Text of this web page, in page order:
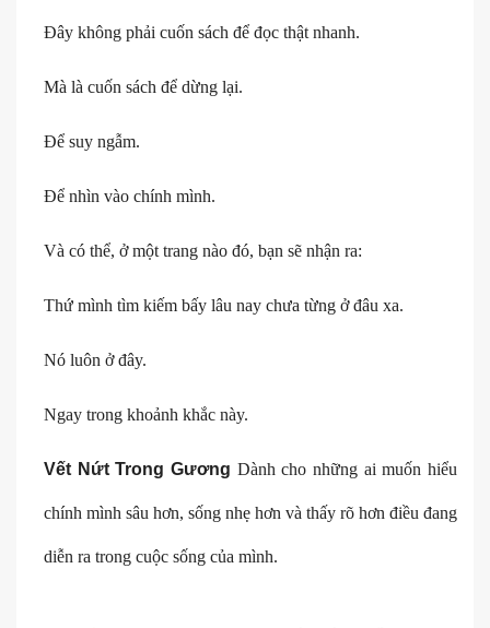
Đây không phải cuốn sách để đọc thật nhanh.
Mà là cuốn sách để dừng lại.
Để suy ngẫm.
Để nhìn vào chính mình.
Và có thể, ở một trang nào đó, bạn sẽ nhận ra:
Thứ mình tìm kiếm bấy lâu nay chưa từng ở đâu xa.
Nó luôn ở đây.
Ngay trong khoảnh khắc này.
Vết Nứt Trong Gương Dành cho những ai muốn hiểu
chính mình sâu hơn, sống nhẹ hơn và thấy rõ hơn điều đang
diễn ra trong cuộc sống của mình.